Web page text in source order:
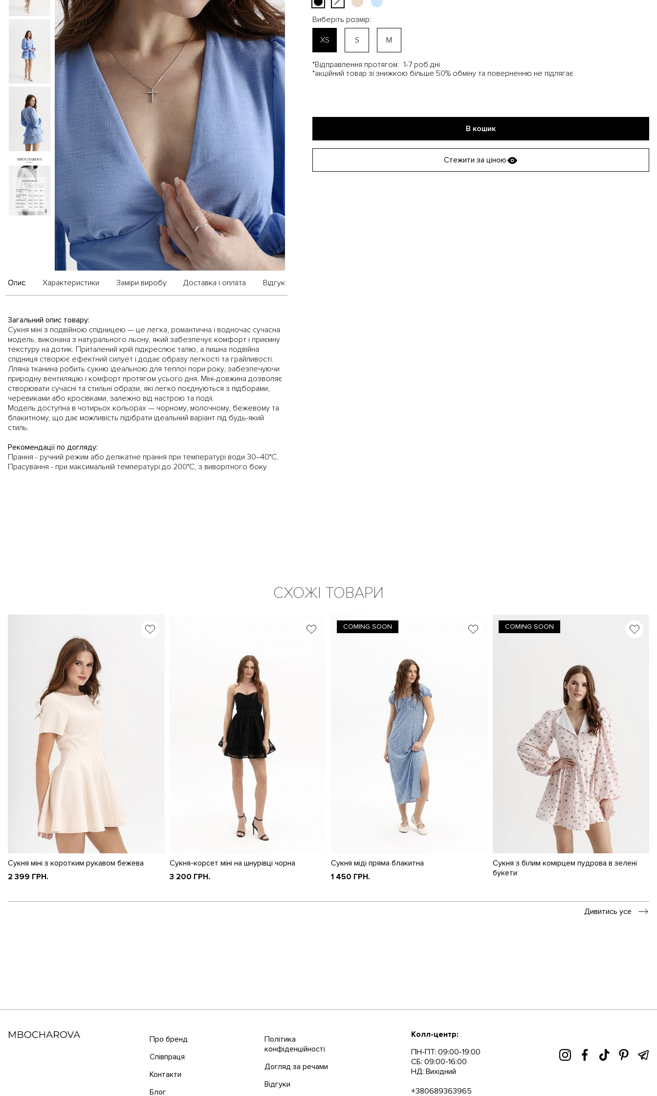
Опис Характеристики Заміри виробу Доставка і оплата Відгук
Загальний опис товару:
Сукня міні з подвійною спідницею — це легка, романтична і водночас сучасна
модель, виконана з натурального льону, який забезпечує комфорт і приємну
текстуру на дотик. Приталений крій підкреслює талію, а пишна подвійна
спідниця створює ефектний силует і додає образу легкості та грайливості.
Лляна тканина робить сукню ідеальною для теплої пори року, забезпечуючи
природну вентиляцію і комфорт протягом усього дня. Міні-довжина дозволяє
створювати сучасні та стильні образи, які легко поєднуються з підборами,
черевиками або кросівками, залежно від настрою та події.
Модель доступна в чотирьох кольорах — чорному, молочному, бежевому та
блакитному, що дає можливість підібрати ідеальний варіант під будь-який
стиль.
Рекомендації по догляду:
Прання - ручний режим або делікатне прання при температурі води 30–40°C.
Прасування - при максимальній температурі до 200°C, з виворітного боку
Виберіть розмір:
XS S M
*Відправлення протягом: 1-7 роб.дні
*акційний товар зі знижкою більше 50% обміну та поверненню не підлягає
В кошик
Стежити за ціною
СХОЖІ ТОВАРИ
Сукня міні з коротким рукавом бежева
2 399 ГРН.
Сукня-корсет міні на шнурівці чорна
3 200 ГРН.
COMING SOON
Сукня міді пряма блакитна
1 450 ГРН.
COMING SOON
Сукня з білим комірцем пудрова в зелені
букети
Дивитись усе
Про бренд
Співпраця
Контакти
Блог
Політика
конфіденційності
Догляд за речами
Відгуки
Колл-центр:
ПН-ПТ: 09:00-19:00
СБ: 09:00-16:00
НД: Вихідний
+380689363965